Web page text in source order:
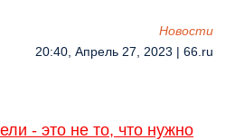
Новости
20:40, Апрель 27, 2023 | 66.ru
- это не то, что нужно